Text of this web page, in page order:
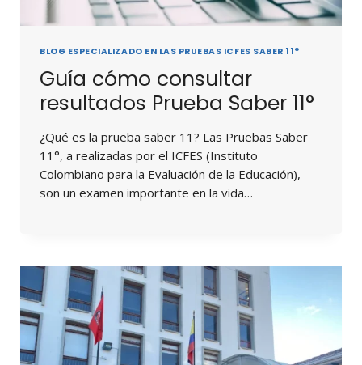
BLOG ESPECIALIZADO EN LAS PRUEBAS ICFES SABER 11°
Guía cómo consultar
resultados Prueba Saber 11°
¿Qué es la prueba saber 11? Las Pruebas Saber
11°, a realizadas por el ICFES (Instituto
Colombiano para la Evaluación de la Educación),
son un examen importante en la vida…